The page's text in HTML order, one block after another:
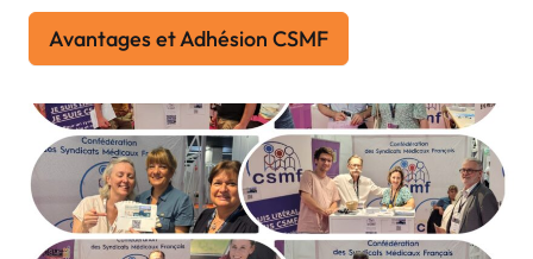
Avantages et Adhésion CSMF